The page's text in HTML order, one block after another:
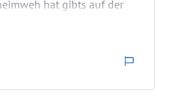
hat gibts auf der
lädt richtig zum
dem gelände. Es gibt
traumhaften Blick in die